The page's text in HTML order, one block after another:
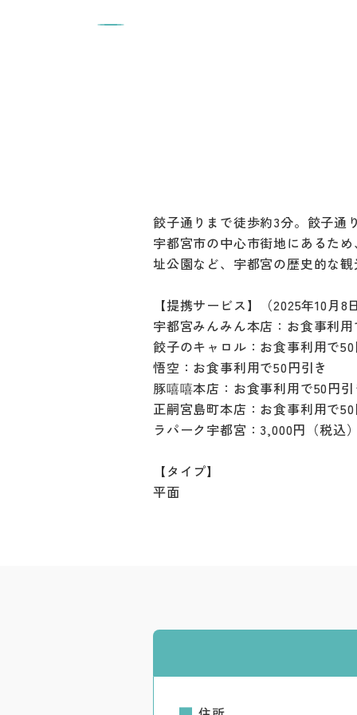
餃子通りまで徒歩約3分。餃子通
宇都宮市の中心市街地にあるた
址公園など、宇都宮の歴史的な
【提携サービス】（2025年10月8
宇都宮みんみん本店：お食事利
餃子のキャロル：お食事利用で
悟空：お食事利用で50円引き
豚嘻嘻本店：お食事利用で50円
正嗣宮島町本店：お食事利用で
ラパーク宇都宮：3,000円（税込
【タイプ】
平面